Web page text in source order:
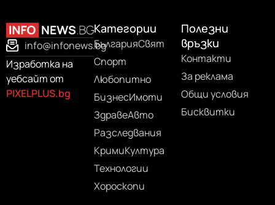
info@infonews.bg
Изработка на
уебсайт от
PIXELPLUS.bg
Категории
БългарияСвят
Спорт
Любопитно
БизнесИмоти
ЗдравеАвто
Разследвания
КримиКултура
Технологии
Хороскопи
Полезни
връзки
Контакти
За реклама
Общи условия
Бисквитки